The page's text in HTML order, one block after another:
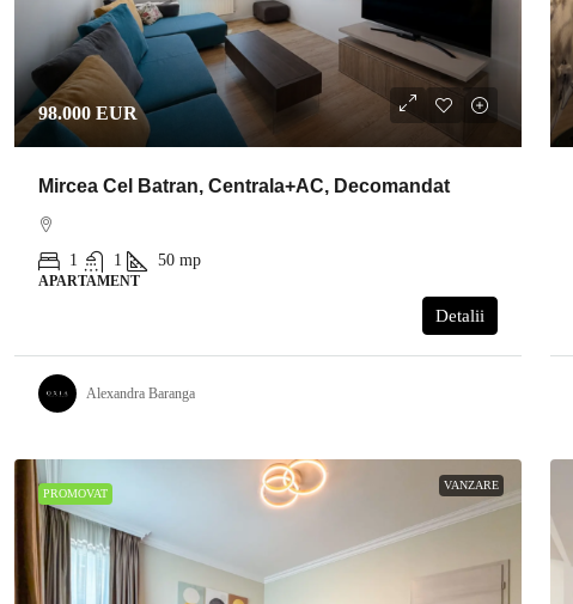
98.000 EUR
Mircea Cel Batran, Centrala+AC, Decomandat
1 1 50 mp
APARTAMENT
Detalii
Alexandra Baranga
PROMOVAT
VANZARE